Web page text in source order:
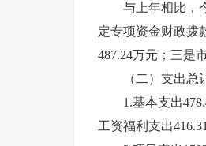
与上年相比，今
定专项资金财政拨
487.24万元；三是
（二）支出总计
1.基本支出
工资福利支出